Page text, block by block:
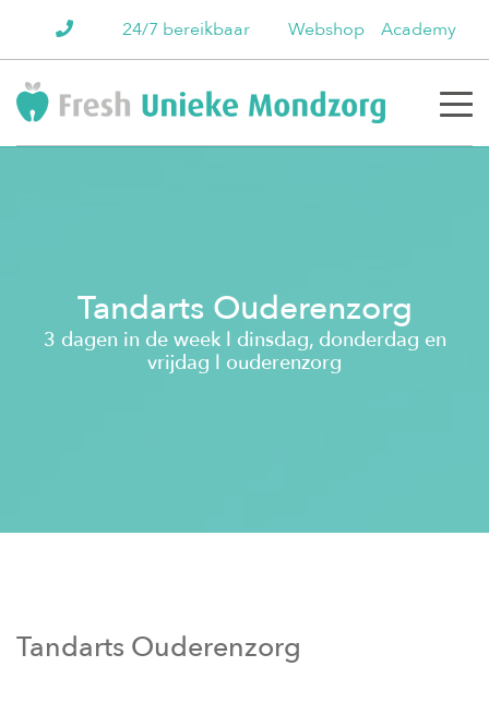
24/7 bereikbaar Webshop Academy
Tandarts Ouderenzorg
3 dagen in de week l dinsdag, donderdag en
vrijdag l ouderenzorg
Tandarts Ouderenzorg